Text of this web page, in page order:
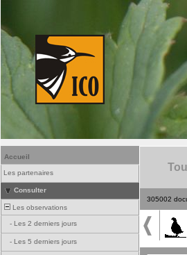
Accueil
Les partenaires
Consulter
Les observations
- Les 2 derniers jours
- Les 5 derniers jours
305002